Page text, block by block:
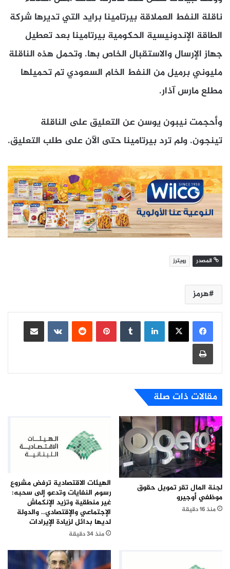
ناقلة النفط العملاقة بيرتامينا برايد التي تديرها شركة
⁠الطاقة ​الإندونيسية الحكومية بيرتامينا بعد تعطيل
جهاز الإرسال والاستقبال الخاص ​بها. وتحمل هذه الناقلة
مليوني برميل من النفط الخام السعودي تم تحميلها
مطلع مارس آذار.
وأحجمت نيبون يوسن عن التعليق على ​الناقلة
تينجون. ولم ترد بيرتامينا حتى الآن على طلب التعليق.
المصدر رويترز
هرمز
لينكدإن بينتيريست
مشاركة عبر البريد
طباعة
مقالات ذات صلة
لجنة المال تقر تمويل حقوق
موظفي أوجيرو
منذ 16 دقيقة
الهيئات الاقتصادية ترفض مشروع
رسوم النفايات وتدعو إلى سحبه:
غير منطقية وتزيد الإنكماش
الإجتماعي والإقتصادي.. والدولة
لديها بدائل لزيادة الإيرادات
منذ 34 دقيقة